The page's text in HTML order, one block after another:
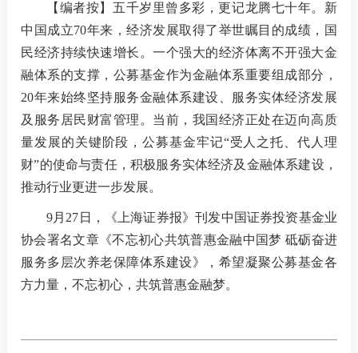
通知
行业
我要办
【编者按】 五千岁里曾多彩，更记龙腾七十年。 新
中国成立70年来，经济发展取得了举世瞩目的成绩，国
民经济持续快速增长。一个强大的经济体离不开强大金
融体系的支撑，公募基金作为金融体系重要组成部分，
20年来始终坚持服务金融体系建设、服务实体经济发展
及服务居民财富管理。 当前，我国经济正处在迈向高质
量发展的关键阶段，公募基金牢记“受人之托、代人理
财”的使命与责任，积极服务实体经济及金融体系建设，
推动行业更进一步发展。
9月27日，《上海证券报》刊发中国证券投资基金业
协会署名文章《不忘初心共筑普惠金融中国梦 砥砺奋进
服务多层次养老保障体系建设》
，希望凝聚公募基金各
方力量，不忘初心，共筑普惠金融梦。